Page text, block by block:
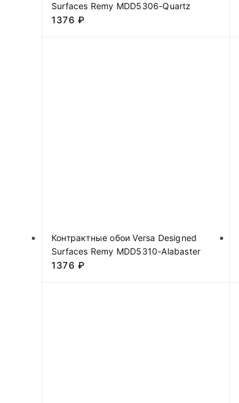
Surfaces Remy MDD5306-Quartz
1376 ₽
Контрактные обои Versa Designed
Surfaces Remy MDD5310-Alabaster
1376 ₽